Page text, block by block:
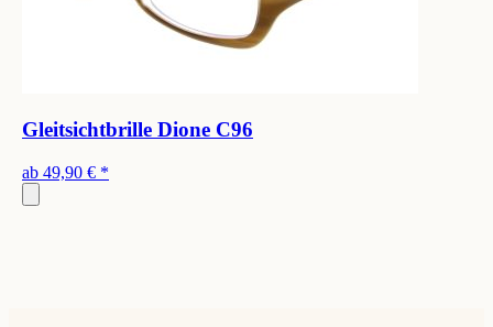
Gleitsichtbrille Dione C96
ab 49,90 € *